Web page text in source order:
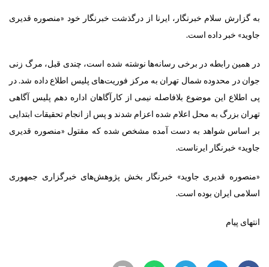
به گزارش سلام خبرنگار، ایرنا از درگذشت خبرنگار خود «منصوره قدیری
جاوید» خبر داده است.
در همین رابطه در برخی رسانه‌ها نوشته شده است، چندی قبل، مرگ زنی
جوان در محدوده شمال تهران به مرکز فوریت‌های پلیس اطلاع داده شد. در
پی اطلاع این موضوع بلافاصله نیمی از کارآگاهان اداره دهم پلیس آگاهی
تهران بزرگ به محل اعلام شده اعزام شدند و پس از انجام تحقیقات ابتدایی
بر اساس شواهد به دست آمده مشخص شده که مقتول «منصوره قدیری
جاوید» خبرنگار ایرناست.
«منصوره قدیری جاوید» خبرنگار بخش پژوهش‌های خبرگزاری جمهوری
اسلامی ایران بوده است.
انتهای پیام